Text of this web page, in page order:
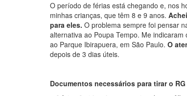
O período de férias está chegando e, nos
minhas crianças, que têm 8 e 9 anos.
para eles. O problema sempre foi pensar
alternativa ao Poupa Tempo. Me
ao Parque Ibirapuera, em São Paulo. O
depois de 3 dias úteis.
Documentos necessários para tirar o RG